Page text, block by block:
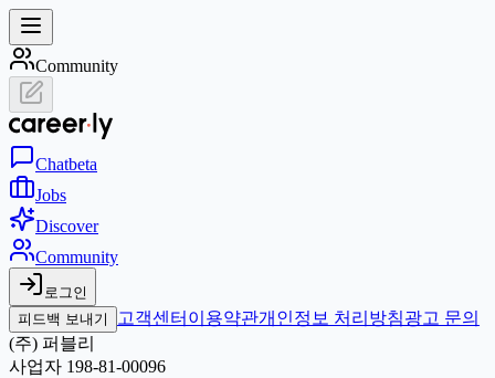
Community
Chatbeta
Jobs
Discover
Community
로그인
피드백 보내기
고객센터 이용약관개인정보 처리방침광고 문의
(주) 퍼블리
사업자 198-81-00096